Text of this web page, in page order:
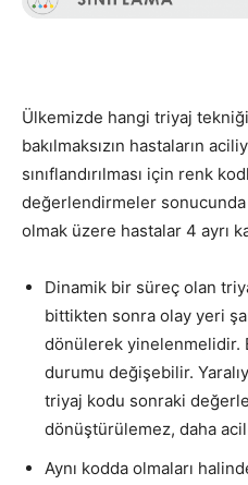
Ülkemizde hangi triyaj
bakılmaksızın hastaların
sınıflandırılması için renk
değerlendirmeler sonucunda
olmak üzere hastalar 4 ayrı
Dinamik bir süreç olan
bittikten sonra olay yeri
dönülerek yinelenmelidir.
durumu değişebilir.
triyaj kodu sonraki
dönüştürülemez, daha
Aynı kodda olmaları